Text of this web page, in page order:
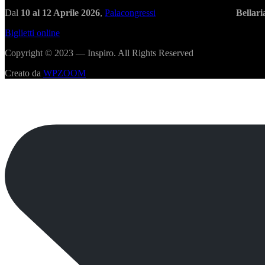
Dal 10 al 12 Aprile 2026, Palacongressi
Biglietti online
Copyright © 2023 — Inspiro. All Rights Reserved
Creato da WPZOOM